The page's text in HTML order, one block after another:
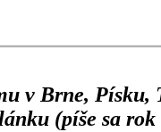
v Brne,
(píše sa rok